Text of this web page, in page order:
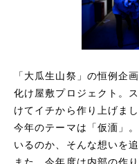
「大瓜生山祭」の恒例企
化け屋敷プロジェクト。
けてイチから作り上げまし
今年のテーマは「仮湎」
いるのか、そんな想いを